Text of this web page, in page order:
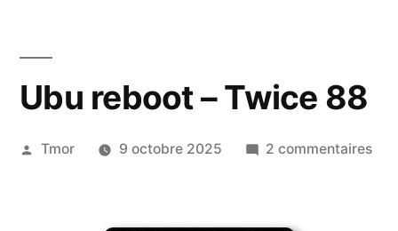
Ubu reboot – Twice 88
Tmor 9 octobre 2025 2 commentaires